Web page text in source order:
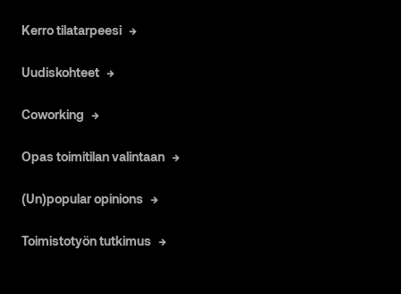
Kerro tilatarpeesi
Uudiskohteet
Coworking
Opas toimitilan valintaan
(Un)popular opinions
Toimistotyön tutkimus